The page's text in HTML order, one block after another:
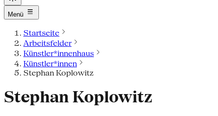
Menü
Startseite
Arbeitsfelder
Künstler*innenhaus
Künstler*innen
Stephan Koplowitz
Stephan Koplowitz